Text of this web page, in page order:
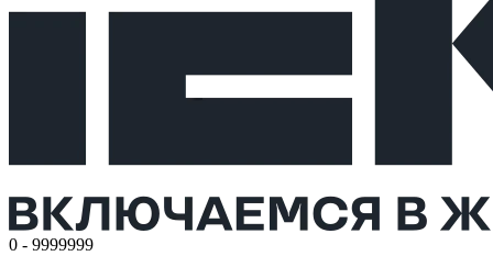
0 - 9999999